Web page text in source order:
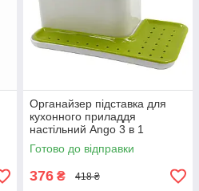
Органайзер підставка для
кухонного приладдя
настільний Ango 3 в 1
пластик
Готово до відправки
376 ₴ 418 ₴